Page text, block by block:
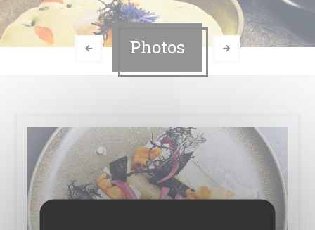
Photos